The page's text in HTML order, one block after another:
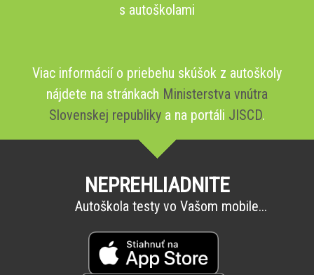
s autoškolami
Viac informácií o priebehu skúšok z autoškoly
nájdete na stránkach Ministerstva vnútra
Slovenskej republiky a na portáli JISCD.
NEPREHLIADNITE
Autoškola testy vo Vašom mobile...